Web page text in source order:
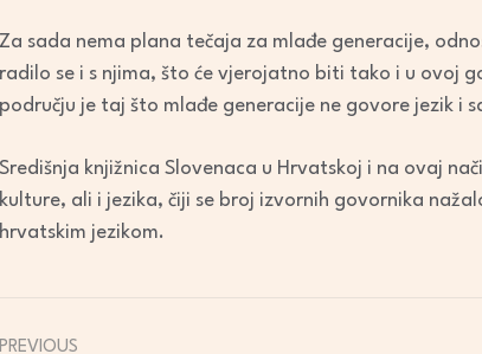
Za sada nema plana tečaja za mlađe generacije,
radilo se i s njima, što će vjerojatno biti tako i u ovoj
području je taj što mlađe generacije ne govore jezik i
Središnja knjižnica Slovenaca u Hrvatskoj i na ovaj
kulture, ali i jezika, čiji se broj izvornih govornika
hrvatskim jezikom.
PREVIOUS